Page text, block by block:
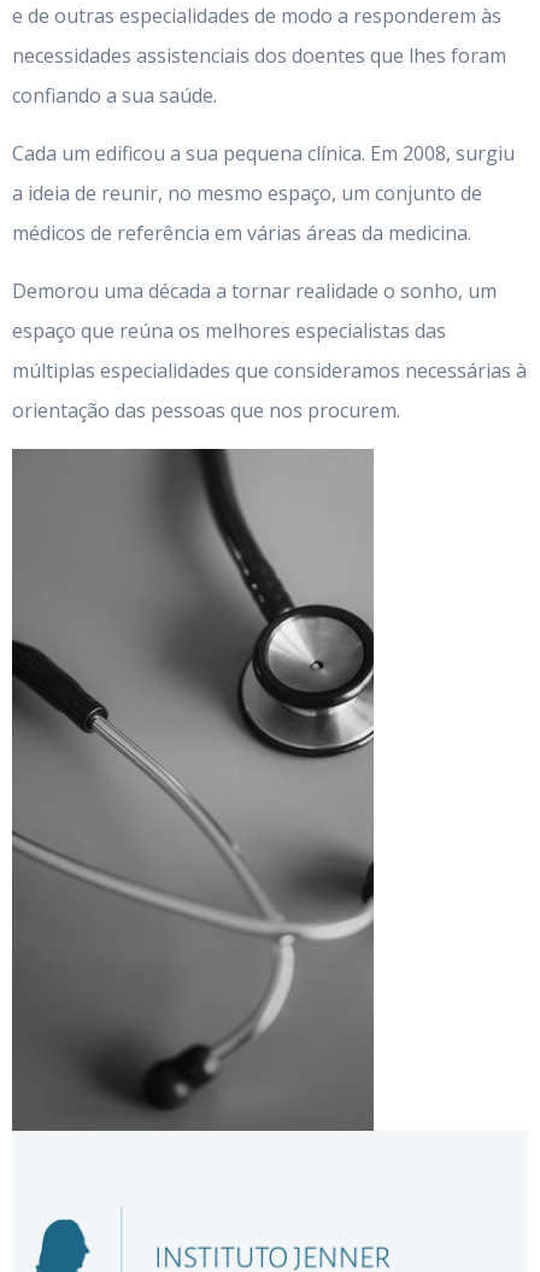
e de outras especialidades de modo a responderem às
necessidades assistenciais dos doentes que lhes foram
confiando a sua saúde.
Cada um edificou a sua pequena clínica. Em 2008, surgiu
a ideia de reunir, no mesmo espaço, um conjunto de
médicos de referência em várias áreas da medicina.
Demorou uma década a tornar realidade o sonho, um
espaço que reúna os melhores especialistas das
múltiplas especialidades que consideramos necessárias à
orientação das pessoas que nos procurem.